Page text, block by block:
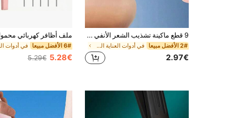
9 قطع ماكينة تشذيب الشعر الأنفي ذات الشفرتين الاستخدام المزدوج، قابلة للدوران 360 درجة لتشذيب الشعر الأنفي والوجه، أداة تنظيف محمولة، تشذيب لطيف للرجال والنساء
2# الأفضل مبيعا في أدوات العناية الشخصية والنظافة ماكينة قص الشعر
2.97€
6# الأفضل مبيعا
5.28€
5.29€